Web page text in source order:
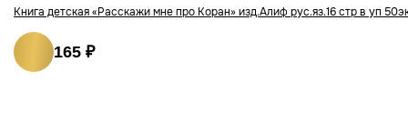
Книга детская «Расскажи мне про Коран» изд.Алиф рус.яз.16 стр в уп
165 ₽